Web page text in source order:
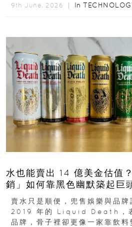
西...
9th June, 2026 ｜ In
水也能賣出 14 億美金估值
銷」如何靠黑色幽默築起巨
賣水只是順便，兜售娛樂與品
2019 年的 Liquid Death，表
品牌，骨子裡卻更像一家靠飲料